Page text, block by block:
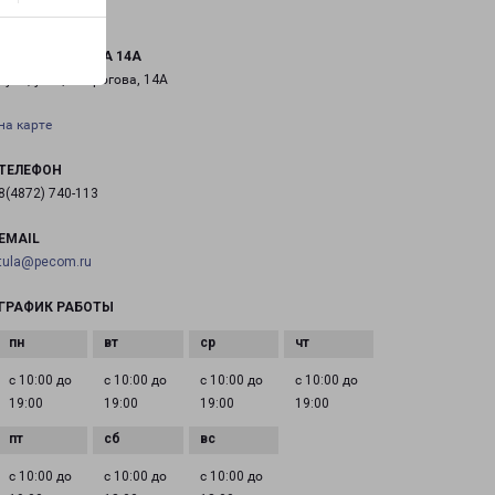
ПИРОГОВА 14А
улица Пирогова, 14А
карте
740-113
РАБОТЫ
с 10:00 до
19:00
с 10:00 до
19:00
с 10:00 до
19:00
с 10:00 до
19:00
с 10:00 до
с 10:00 до
с 10:00 до